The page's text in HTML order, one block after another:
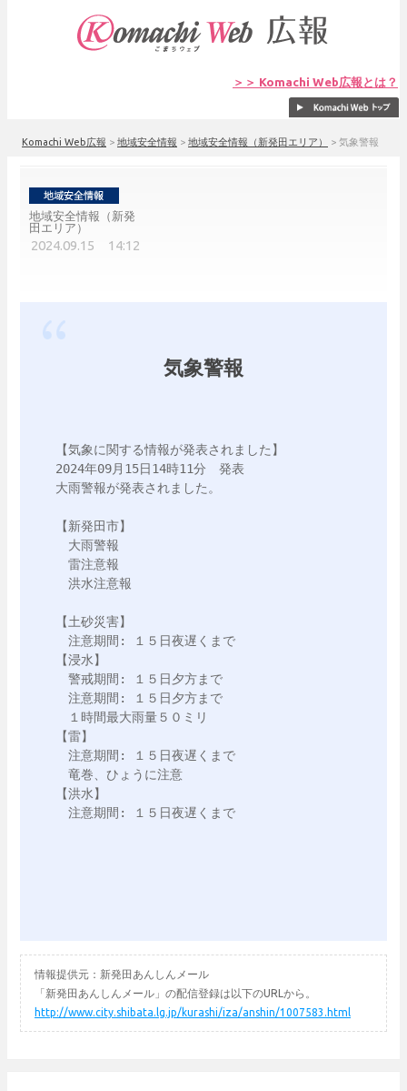
＞＞ Komachi Web広報とは？
Komachi Web広報 > 地域安全情報 > 地域安全情報（新発田エリア） > 気象警報
地域安全情報（新発
田エリア）
2024.09.15 14:12
気象警報
【気象に関する情報が発表されました】
2024年09月15日14時11分　発表
大雨警報が発表されました。
【新発田市】
大雨警報
雷注意報
洪水注意報
【土砂災害】
注意期間: １５日夜遅くまで
【浸水】
警戒期間: １５日夕方まで
注意期間: １５日夕方まで
１時間最大雨量５０ミリ
【雷】
注意期間: １５日夜遅くまで
竜巻、ひょうに注意
【洪水】
注意期間: １５日夜遅くまで
情報提供元：新発田あんしんメール
「新発田あんしんメール」の配信登録は以下のURLから。
http://www.city.shibata.lg.jp/kurashi/iza/anshin/1007583.html